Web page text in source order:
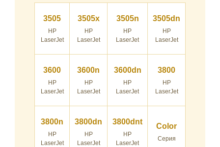
3505
HP
LaserJet
3505x
HP
LaserJet
3505n
HP
LaserJet
3505dn
HP
LaserJet
3600
HP
LaserJet
3600n
HP
LaserJet
3600dn
HP
LaserJet
3800
HP
LaserJet
3800n
HP
LaserJet
3800dn
HP
LaserJet
3800dnt
HP
LaserJet
Color
Серия